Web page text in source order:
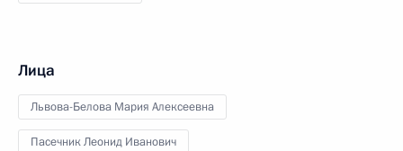
Лица
Львова-Белова Мария Алексеевна
Пасечник Леонид Иванович